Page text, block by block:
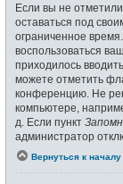
Если вы не
оставаться под
ограниченное
воспользоваться
приходилось
можете отметить
конференцию. Не
компьютере,
д. Если пункт
администратор
Вернуться к началу